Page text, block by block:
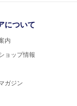
について
内
ョップ情報
ガジン